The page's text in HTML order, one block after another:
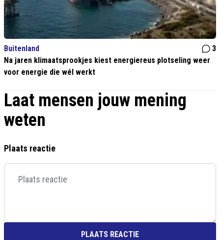
Buitenland
3
Na jaren klimaatsprookjes kiest energiereus plotseling weer
voor energie die wél werkt
Laat mensen jouw mening
weten
Plaats reactie
PLAATS REACTIE